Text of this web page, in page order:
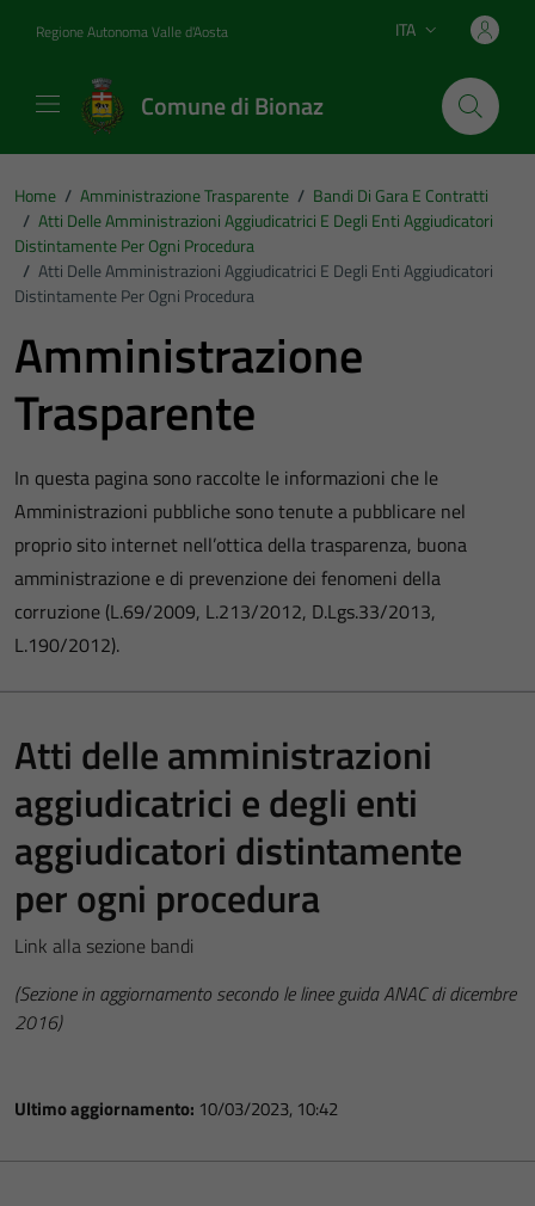
Regione Autonoma Valle d'Aosta Lingua attiva:
ITA
Comune di Bionaz
Home / Amministrazione Trasparente / Bandi Di Gara E Contratti
/ Atti Delle Amministrazioni Aggiudicatrici E Degli Enti Aggiudicatori
Distintamente Per Ogni Procedura
/ Atti Delle Amministrazioni Aggiudicatrici E Degli Enti Aggiudicatori
Distintamente Per Ogni Procedura
Amministrazione
Trasparente
In questa pagina sono raccolte le informazioni che le
Amministrazioni pubbliche sono tenute a pubblicare nel
proprio sito internet nell’ottica della trasparenza, buona
amministrazione e di prevenzione dei fenomeni della
corruzione (L.69/2009, L.213/2012, D.Lgs.33/2013,
L.190/2012).
Atti delle amministrazioni
aggiudicatrici e degli enti
aggiudicatori distintamente
per ogni procedura
Link alla sezione bandi
(Sezione in aggiornamento secondo le linee guida ANAC di dicembre
2016)
Ultimo aggiornamento: 10/03/2023, 10:42